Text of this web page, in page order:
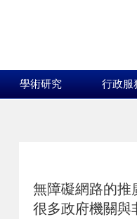
學術研究 行政服
無障礙網路的推
很多政府機關與